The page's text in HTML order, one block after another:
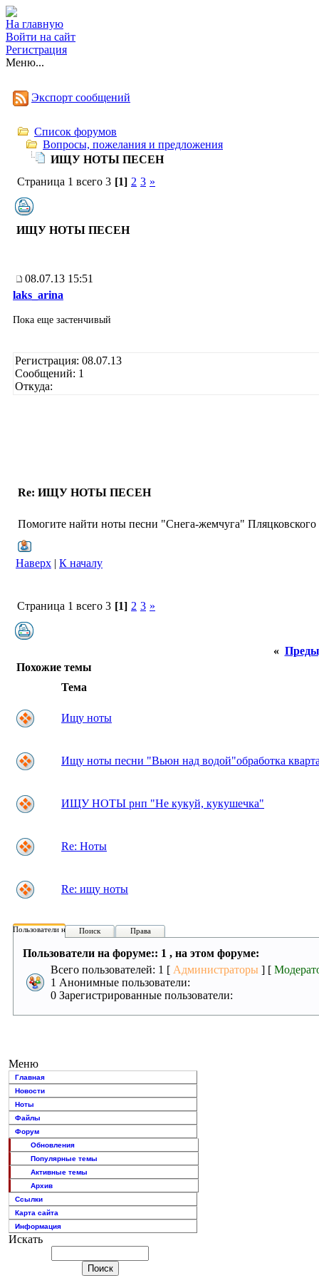
На главную
Войти на сайт
Регистрация
Меню...
Экспорт сообщений
Список форумов
Вопросы, пожелания и предложения
ИЩУ НОТЫ ПЕСЕН
Страница 1 всего 3 [1] 2 3 »
ИЩУ НОТЫ ПЕСЕН
08.07.13 15:51
laks_arina
Пока еще застенчивый
Регистрация: 08.07.13
Сообщений: 1
Откуда:
Re: ИЩУ НОТЫ ПЕСЕН
Помогите найти ноты песни "Снега-жемчуга" Пляцковского
Наверх | К началу
Страница 1 всего 3 [1] 2 3 »
«
Похожие темы
Тема
Ищу ноты
Ищу ноты песни "Вьюн над водой"обработка
ИЩУ НОТЫ рнп "Не кукуй, кукушечка"
Re: Ноты
Re: ищу ноты
Пользователи на форуме:
Поиск Права
Пользователи на форуме:: 1 , на этом форуме:
Всего пользователей: 1 [ Администраторы ] [
1 Анонимные пользователи:
0 Зарегистрированные пользователи:
Меню
Главная
Новости
Ноты
Файлы
Форум
Обновления
Популярные темы
Активные темы
Архив
Ссылки
Карта сайта
Информация
Искать